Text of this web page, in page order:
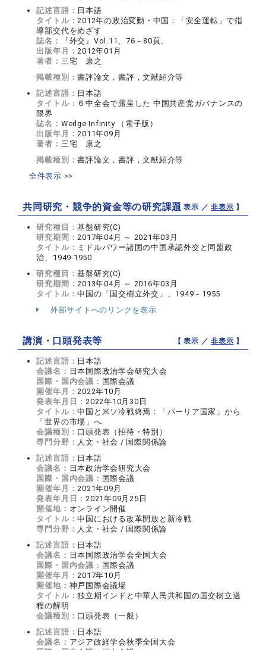
記述言語： 日本語
タイトル：2012年の政治変動・中国：「安全運転」で指
導部交代をめざす
誌名：
『外交』Vol.11、76－80頁。
出版年月：2012年01月
著者： 三宅 康之
掲載種別：書評論文，書評，文献紹介等
記述言語： 日本語
タイトル： ６中全会で露呈した 中国共産党ガバナンスの
限界
誌名： Wedge Infinity （電子版）
出版年月：2011年09月
著者： 三宅 康之
掲載種別：書評論文，書評，文献紹介等
全件表示 >>
共同研究・競争的資金等の研究課題【 表示 ／非表示 】
研究種目：基盤研究(C)
研究期間：2017年04月 ～ 2021年03月
タイトル： ミドルパワー諸国の中国承認外交と同盟政
治、1949-1950
研究種目：基盤研究(C)
研究期間：2013年04月 ～ 2016年03月
タイトル：中国の「国交樹立外交」、1949－1955
外部サイトへのリンクを表示
講演・口頭発表等 【 表示 ／非表示 】
記述言語： 日本語
会議名： 日本国際政治学会研究大会
国際・国内会議： 国際会議
開催年月：2022年10月
発表年月日：2022年10月30日
タイトル：中国と米ソ冷戦終焉：「パーリア国家」から
「世界の市場」へ
会議種別： 口頭発表（招待・特別）
専門分野： 人文・社会 / 国際関係論
記述言語： 日本語
会議名： 日本政治学会研究大会
国際・国内会議： 国際会議
開催年月：2021年09月
発表年月日：2021年09月25日
開催地： オンライン開催
タイトル：中国における改革開放と新冷戦
専門分野： 人文・社会 / 国際関係論
記述言語： 日本語
会議名： 日本国際政治学会全国大会
国際・国内会議： 国際会議
開催年月：2017年10月
開催地： 神戸国際会議場
タイトル：独立期インドと中華人民共和国の国交樹立過
程の解明
会議種別： 口頭発表（一般）
記述言語： 日本語
会議名： アジア政経学会秋季全国大会